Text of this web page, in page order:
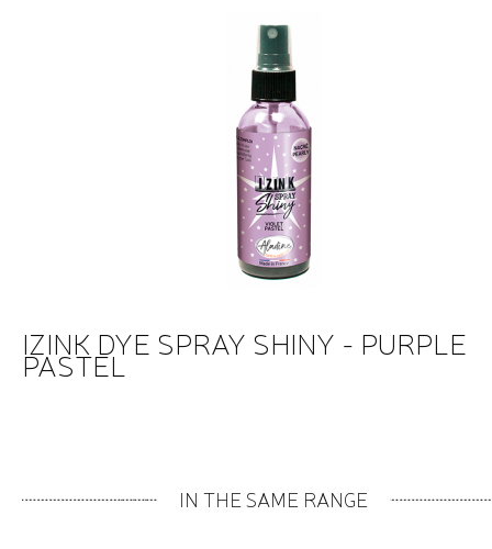
IZINK DYE SPRAY SHINY - PURPLE
PASTEL
IN THE SAME RANGE